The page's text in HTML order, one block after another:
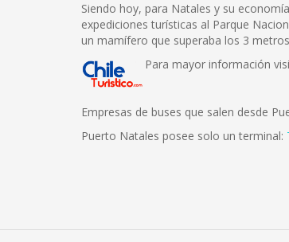
Siendo hoy, para Natales y su
expediciones turísticas al Parque
un mamífero que superaba los 3
Para mayor información
Empresas de buses que salen desde
Puerto Natales posee solo un terminal: